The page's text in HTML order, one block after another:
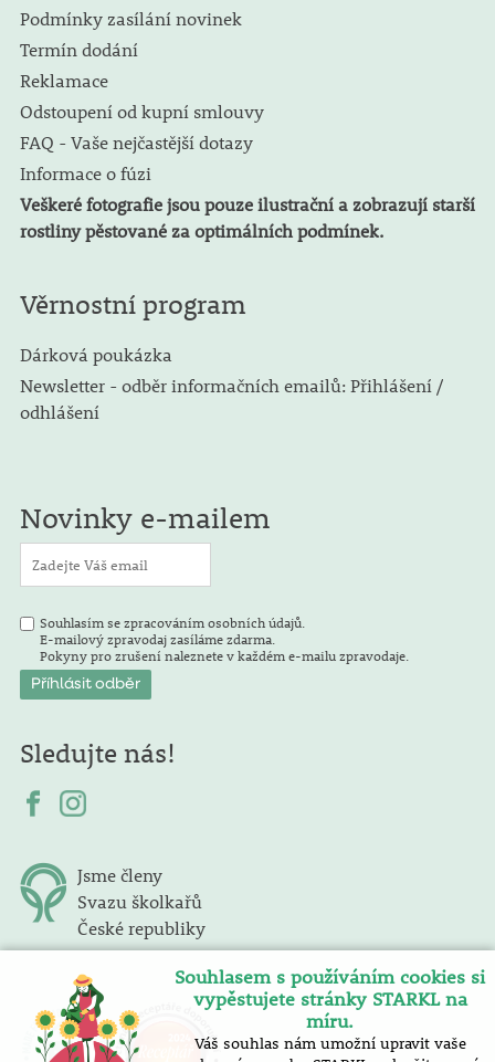
Podmínky zasílání novinek
Termín dodání
Reklamace
Odstoupení od kupní smlouvy
FAQ - Vaše nejčastější dotazy
Informace o fúzi
Veškeré fotografie jsou pouze ilustrační a zobrazují starší
rostliny pěstované za optimálních podmínek.
Věrnostní program
Dárková poukázka
Newsletter - odběr informačních emailů: Přihlášení /
odhlášení
Novinky e-mailem
Souhlasím se zpracováním osobních údajů.
E-mailový zpravodaj zasíláme zdarma.
Pokyny pro zrušení naleznete v každém e-mailu zpravodaje.
Sledujte nás!
Jsme členy
Svazu školkařů
České republiky
Souhlasem s používáním cookies si
vypěstujete stránky STARKL na
míru.
Váš souhlas nám umožní upravit vaše